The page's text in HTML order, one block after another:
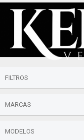
FILTROS
MARCAS
MODELOS